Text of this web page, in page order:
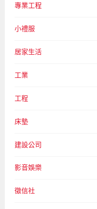
專業工程
小禮服
居家生活
工業
工程
床墊
建設公司
影音娛樂
徵信社